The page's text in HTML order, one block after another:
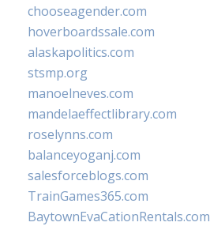
chooseagender.com
hoverboardssale.com
alaskapolitics.com
stsmp.org
manoelneves.com
mandelaeffectlibrary.com
roselynns.com
balanceyoganj.com
salesforceblogs.com
TrainGames365.com
BaytownEvaCationRentals.com